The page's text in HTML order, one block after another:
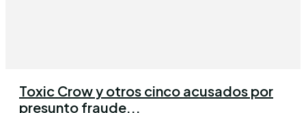
Toxic Crow y otros cinco acusados por
presunto fraude...